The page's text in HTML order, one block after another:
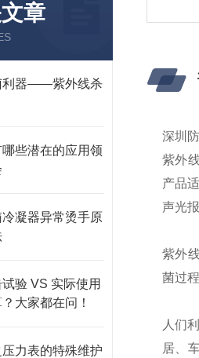
章
利器——紫外线杀
些潜在的应用领
凝器异常烫手原
验 VS 实际使用
大家都在问！
力表的特殊维护
深圳
紫外
产品
声光
紫外
菌过
人们
居、